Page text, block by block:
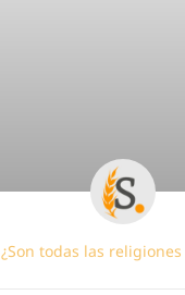
¿Son todas las